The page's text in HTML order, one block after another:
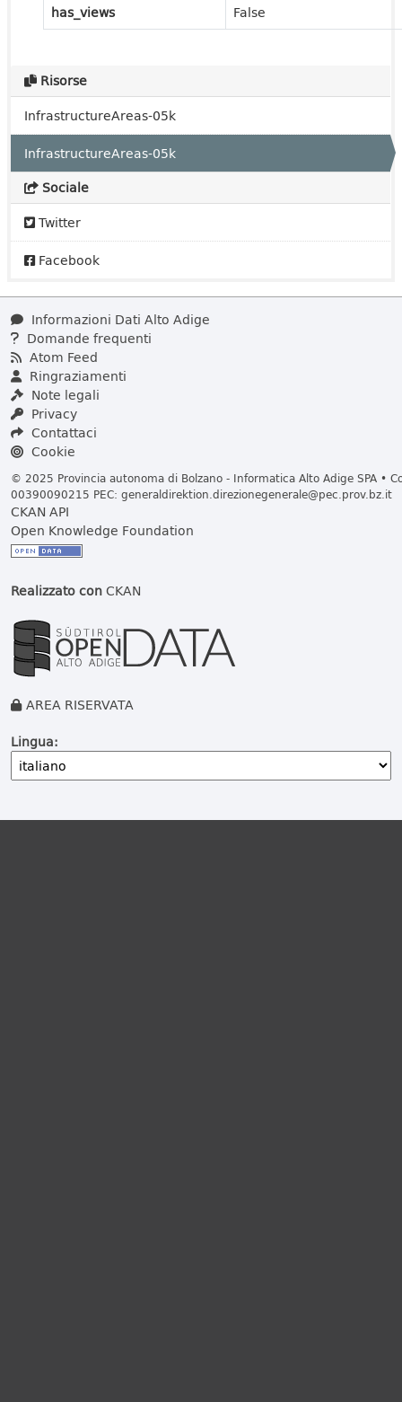
Risorse
InfrastructureAreas-05k
InfrastructureAreas-05k
Sociale
Twitter
Facebook
has_views False
Informazioni Dati Alto Adige
Domande frequenti
Atom Feed
Ringraziamenti
Note legali
Privacy
Contattaci
Cookie
© 2025 Provincia autonoma di Bolzano - Informatica Alto Adige SPA •
00390090215 PEC: generaldirektion.direzionegenerale@pec.prov.bz.it
CKAN API
Open Knowledge Foundation
Realizzato conCKAN
AREA RISERVATA
Lingua